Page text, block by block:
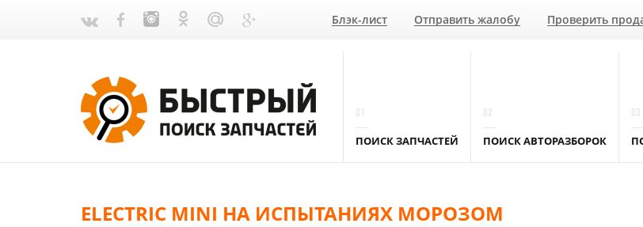
Блэк-лист Отправить жалобу Проверить
ПОИСК ЗАПЧАСТЕЙ ПОИСК АВТОРАЗБОРОК
ELECTRIC MINI НА ИСПЫТАНИЯХ МОРОЗОМ